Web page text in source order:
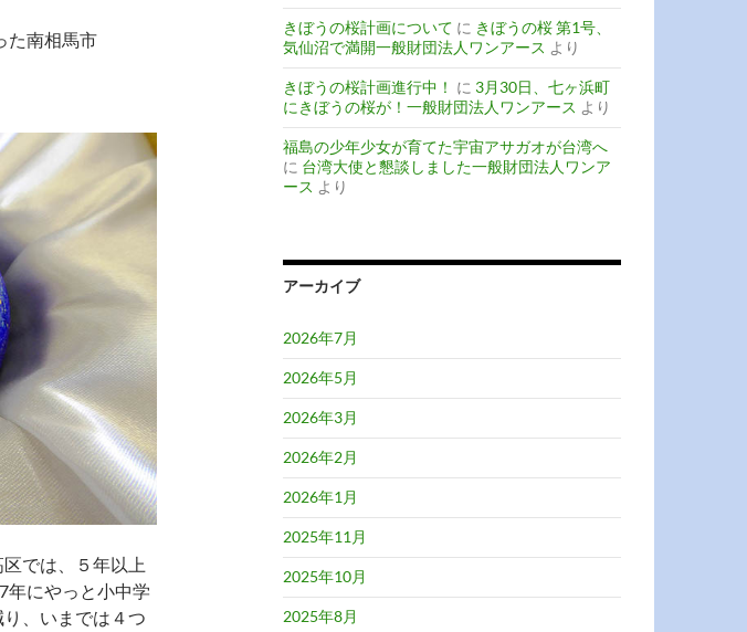
た南相馬市
では、５年以上
年にやっと小中学
、いまでは４つ
きぼうの桜計画について に きぼうの桜 第1号、
気仙沼で満開一般財団法人ワンアース より
きぼうの桜計画進行中！ に 3月30日、七ヶ浜町
にきぼうの桜が！一般財団法人ワンアース より
福島の少年少女が育てた宇宙アサガオが台湾へ
に 台湾大使と懇談しました一般財団法人ワンア
ース より
アーカイブ
2026年7月
2026年5月
2026年3月
2026年2月
2026年1月
2025年11月
2025年10月
2025年8月